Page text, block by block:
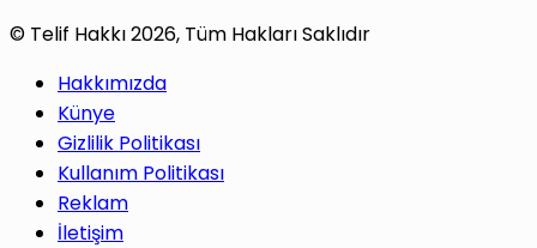
© Telif Hakkı 2026, Tüm Hakları Saklıdır
Hakkımızda
Künye
Gizlilik Politikası
Kullanım Politikası
Reklam
İletişim